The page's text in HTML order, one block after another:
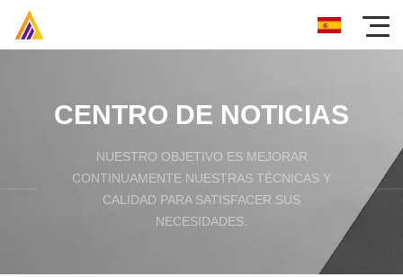
CENTRO DE NOTICIAS
NUESTRO OBJETIVO ES MEJORAR
CONTINUAMENTE NUESTRAS TÉCNICAS Y
CALIDAD PARA SATISFACER SUS
NECESIDADES.